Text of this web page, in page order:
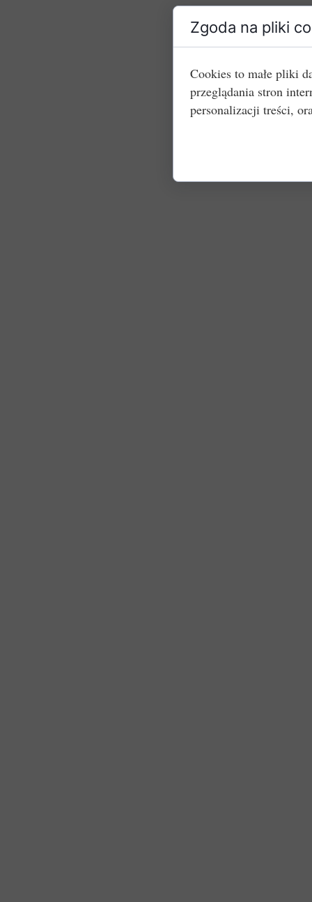
Zgoda na pliki
Cookies to małe pliki
przeglądania stron
personalizacji treści,